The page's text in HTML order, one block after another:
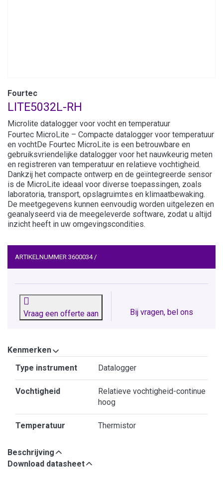
Fourtec
LITE5032L-RH
Microlite datalogger voor vocht en temperatuur
Fourtec MicroLite – Compacte datalogger voor temperatuur
en vochtDe Fourtec MicroLite is een betrouwbare en
gebruiksvriendelijke datalogger voor het nauwkeurig meten
en registreren van temperatuur en relatieve vochtigheid.
Dankzij het compacte ontwerp en de geïntegreerde sensor
is de MicroLite ideaal voor diverse toepassingen, zoals
laboratoria, transport, opslagruimtes en klimaatbewaking.
De meetgegevens kunnen eenvoudig worden uitgelezen en
geanalyseerd via de meegeleverde software, zodat u altijd
inzicht heeft in uw omgevingscondities.
ARTIKELNUMMER 3600034 /
Vraag een offerte aan Bij vragen, bel ons
Kenmerken
Type instrument Datalogger
Vochtigheid
Relatieve vochtigheid-continue
hoog
Temperatuur Thermistor
Beschrijving
Download datasheet